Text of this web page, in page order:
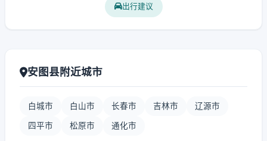
出行建议
安图县附近城市
白城市 白山市 长春市 吉林市 辽源市
四平市 松原市 通化市